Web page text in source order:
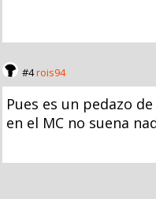
#4rois94
Pues es un pedazo
en el MC no suena